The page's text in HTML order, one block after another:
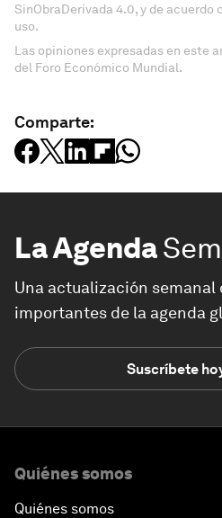
SinObraDerivada 4.0, y de acuerdo
uso.
Las opiniones expresadas en este
del Foro Económico Mundial.
Comparte:
La Agenda
Una actualización semanal
importantes de la agenda
Suscríbete
Quiénes somos
Quiénes somos